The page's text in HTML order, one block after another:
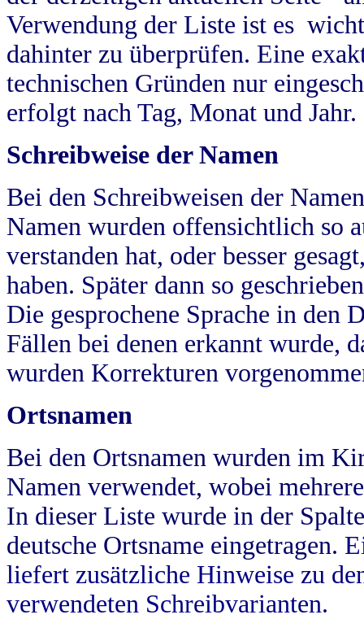
Verwendung der Liste ist es
dahinter zu überprüfen. Eine
technischen Gründen nur
erfolgt nach Tag, Monat und Jahr.
Schreibweise der Namen
Bei den Schreibweisen der
Namen wurden offensichtlich so
verstanden hat, oder besser
haben. Später dann so
Die gesprochene Sprache in
Fällen bei denen erkannt wurde,
wurden Korrekturen
Ortsnamen
Bei den Ortsnamen wurden im
Namen verwendet, wobei
In dieser Liste wurde in der
deutsche Ortsname eingetragen.
liefert zusätzliche Hinweise zu
verwendeten Schreibvarianten.